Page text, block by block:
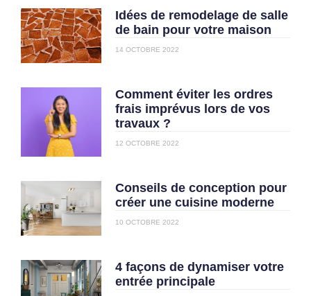
Idées de remodelage de salle
de bain pour votre maison
14 OCTOBRE 2022
Comment éviter les ordres
frais imprévus lors de vos
travaux ?
12 OCTOBRE 2022
Conseils de conception pour
créer une cuisine moderne
10 OCTOBRE 2022
4 façons de dynamiser votre
entrée principale